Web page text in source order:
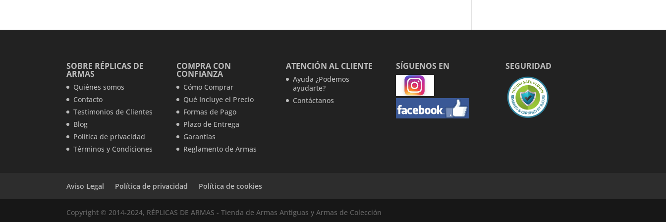
SOBRE RÉPLICAS DE
ARMAS
Quiénes somos
Contacto
Testimonios de Clientes
Blog
Política de privacidad
Términos y Condiciones
COMPRA CON
CONFIANZA
Cómo Comprar
Qué Incluye el Precio
Formas de Pago
Plazo de Entrega
Garantías
Reglamento de Armas
ATENCIÓN AL CLIENTE
Ayuda ¿Podemos
ayudarte?
Contáctanos
SÍGUENOS EN SEGURIDAD
Aviso Legal Política de privacidad Política de cookies
Copyright © 2014-2024, RÉPLICAS DE ARMAS - Tienda de Armas Antiguas y Armas de Colección